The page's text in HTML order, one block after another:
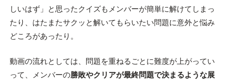
しいはず」と思ったクイズもメンバーが簡単に解けてしまっ
たり、はたまたサクッと解いてもらいたい問題に意外と悩み
どころがあったり。
動画の流れとしては、問題を重ねるごとに難度が上がってい
って、メンバーの勝敗やクリアが最終問題で決まるような展